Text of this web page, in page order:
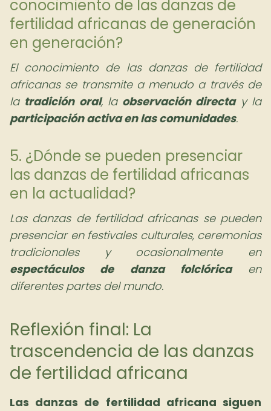
conocimiento de las danzas de
fertilidad africanas de generación
en generación?
El conocimiento de las danzas de fertilidad
africanas se transmite a menudo a través de
la tradición oral, la observación directay la
participación activa en las comunidades.
5. ¿Dónde se pueden presenciar
las danzas de fertilidad africanas
en la actualidad?
Las danzas de fertilidad africanas se pueden
presenciar en festivales culturales, ceremonias
tradicionales y ocasionalmente en
espectáculos de danza folclóricaen
diferentes partes del mundo.
Reflexión final: La
trascendencia de las danzas
de fertilidad africana
Las danzas de fertilidad africana siguen